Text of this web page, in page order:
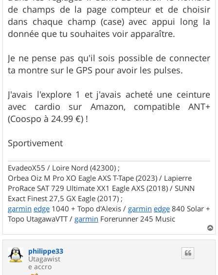
de champs de la page compteur et de choisir
dans chaque champ (case) avec appui long la
donnée que tu souhaites voir apparaître.
Je ne pense pas qu'il sois possible de connecter
ta montre sur le GPS pour avoir les pulses.
J'avais l'explore 1 et j'avais acheté une ceinture
avec cardio sur Amazon, compatible ANT+
(Coospo à 24.99 €) !
Sportivement
EvadeoX55 / Loire Nord (42300) ;
Orbea Oiz M Pro XO Eagle AXS T-Tape (2023) / Lapierre
ProRace SAT 729 Ultimate XX1 Eagle AXS (2018) / SUNN
Exact Finest 27,5 GX Eagle (2017) ;
garmin edge 1040 + Topo d'Alexis / garmin edge 840 Solar +
Topo UtagawaVTT / garmin Forerunner 245 Music
a
philippe33
Utagawist
e accro